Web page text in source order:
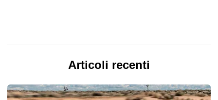
Articoli recenti